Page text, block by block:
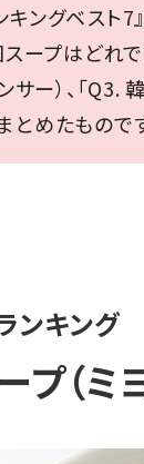
ングベスト
ープはどれで
ンサー）、「
とめたもので
ンキング
（ミ